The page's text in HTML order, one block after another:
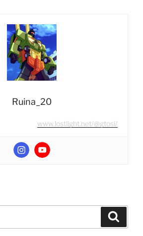
Doomsday
(Megatron
G1)”
Ruina_20
www.lostlight.net/@gtosi/